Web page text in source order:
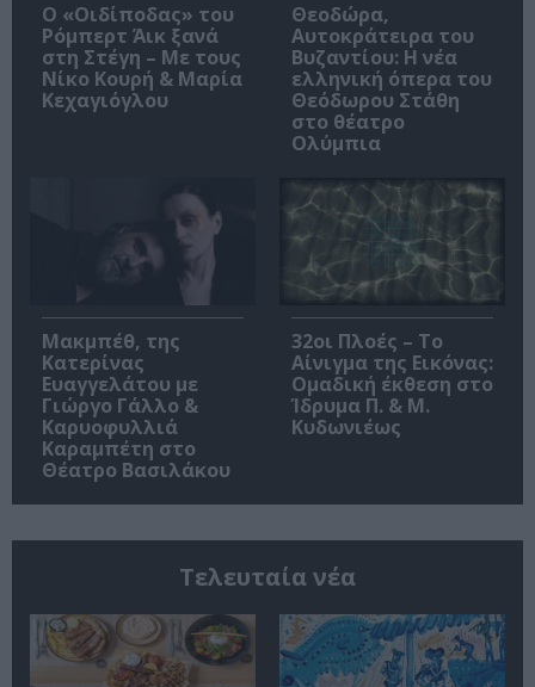
O «Οιδίποδας» του
Ρόμπερτ Άικ ξανά
στη Στέγη – Με τους
Νίκο Κουρή & Μαρία
Κεχαγιόγλου
Θεοδώρα,
Αυτοκράτειρα του
Βυζαντίου: Η νέα
ελληνική όπερα του
Θεόδωρου Στάθη
στο θέατρο
Ολύμπια
Μακμπέθ, της
Κατερίνας
Ευαγγελάτου με
Γιώργο Γάλλο &
Καρυοφυλλιά
Καραμπέτη στο
Θέατρο Βασιλάκου
32οι Πλοές – Το
Αίνιγμα της Εικόνας:
Ομαδική έκθεση στο
Ίδρυμα Π. & Μ.
Κυδωνιέως
Τελευταία νέα